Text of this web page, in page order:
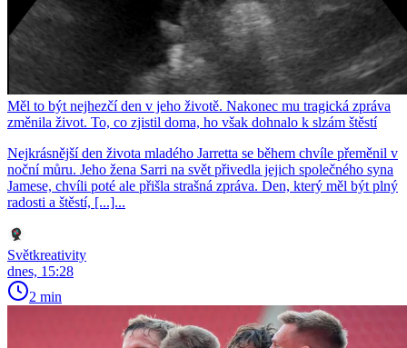
Měl to být nejhezčí den v jeho životě. Nakonec mu tragická zpráva
změnila život. To, co zjistil doma, ho však dohnalo k slzám štěstí
Nejkrásnější den života mladého Jarretta se během chvíle přeměnil v
noční můru. Jeho žena Sarri na svět přivedla jejich společného syna
Jamese, chvíli poté ale přišla strašná zpráva. Den, který měl být plný
radosti a štěstí, [...]...
Světkreativity
dnes, 15:28
2 min